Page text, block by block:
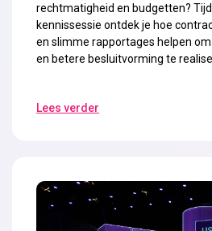
rechtmatigheid en budgetten?
kennissessie ontdek je hoe
en slimme rapportages helpen
en betere besluitvorming te
Lees verder